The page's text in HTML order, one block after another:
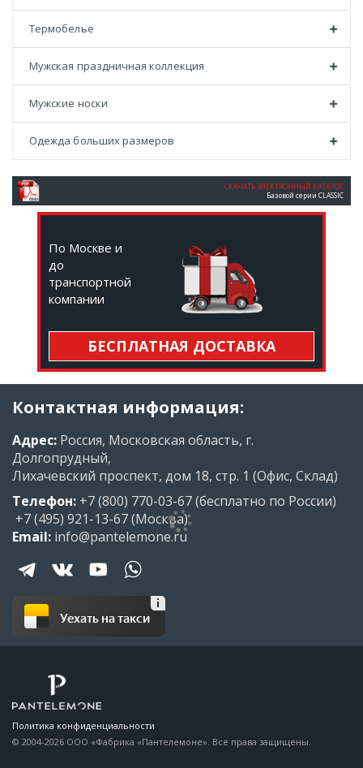
Термобелье
Мужская праздничная коллекция
Мужские носки
Одежда больших размеров
СКАЧАТЬ ЭЛЕКТРОННЫЙ КАТАЛОГ
Базовой серии CLASSIC
По Москве и
до
транспортной
компании
БЕСПЛАТНАЯ ДОСТАВКА
Контактная информация:
Адрес: Россия, Московская область, г.
Долгопрудный,
Лихачевский проспект, дом 18, стр. 1 (Офис, Склад)
Телефон: +7 (800) 770-03-67(бесплатно по России)
+7 (495) 921-13-67(Москва)
Email: info@pantelemone.ru
Уехать на такси
Политика конфиденциальности
© 2004-2026 ООО «Фабрика «Пантелемоне». Все права защищены.